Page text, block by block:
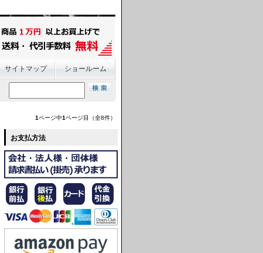
サイトマップ ショールーム
1ページ中1ページ目（全8件）
お支払方法